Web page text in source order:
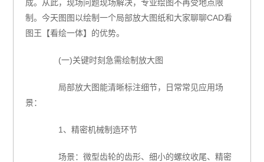
成。从此，现场问题现场解决，专业绘图不再受地点限
制。今天图图以绘制一个局部放大图纸和大家聊聊CAD看
图王【看绘一体】的优势。
(一)关键时刻急需绘制放大图
局部放大图能清晰标注细节，日常常见应用场
景：
1、精密机械制造环节
场景：微型齿轮的齿形、细小的螺纹收尾、精密